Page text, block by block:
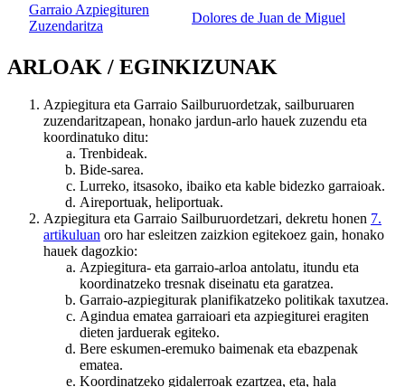
Garraio Azpiegituren
Zuzendaritza
Dolores de Juan de Miguel
ARLOAK / EGINKIZUNAK
Azpiegitura eta Garraio Sailburuordetzak, sailburuaren
zuzendaritzapean, honako jardun-arlo hauek zuzendu eta
koordinatuko ditu:
Trenbideak.
Bide-sarea.
Lurreko, itsasoko, ibaiko eta kable bidezko garraioak.
Aireportuak, heliportuak.
Azpiegitura eta Garraio Sailburuordetzari, dekretu honen 7.
artikuluan oro har esleitzen zaizkion egitekoez gain, honako
hauek dagozkio:
Azpiegitura- eta garraio-arloa antolatu, itundu eta
koordinatzeko tresnak diseinatu eta garatzea.
Garraio-azpiegiturak planifikatzeko politikak taxutzea.
Agindua ematea garraioari eta azpiegiturei eragiten
dieten jarduerak egiteko.
Bere eskumen-eremuko baimenak eta ebazpenak
ematea.
Koordinatzeko gidalerroak ezartzea, eta, hala